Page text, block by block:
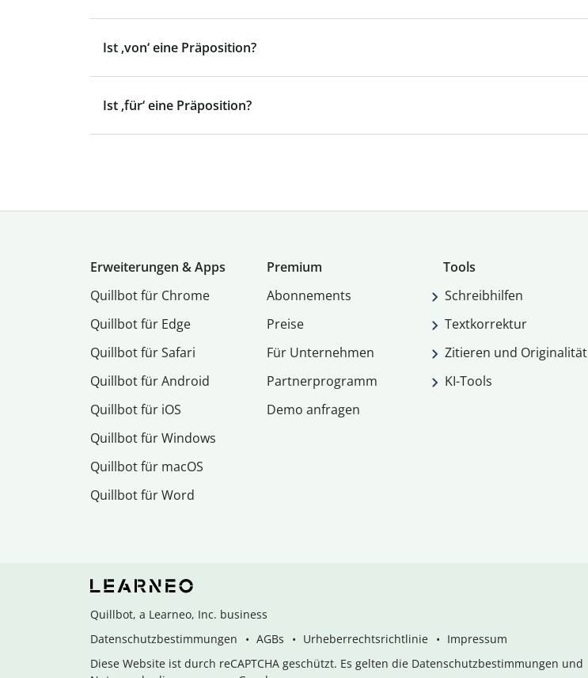
Ist ‚von‘ eine Präposition?
Ist ‚für‘ eine Präposition?
Erweiterungen & Apps
Quillbot für Chrome
Quillbot für Edge
Quillbot für Safari
Quillbot für Android
Quillbot für iOS
Quillbot für Windows
Quillbot für macOS
Quillbot für Word
Premium
Abon­ne­ments
Preise
Für Unternehmen
Partnerprogramm
Demo anfragen
Tools
Schreibhilfen
Textkorrektur
Zitieren und Originalität
KI-Tools
Quillbot, a Learneo, Inc. business
Datenschutzbestimmungen
AGBs Urheberrechtsrichtlinie
Impressum
Diese Website ist durch reCAPTCHA geschützt. Es gelten die Datenschutzbestimmungen und